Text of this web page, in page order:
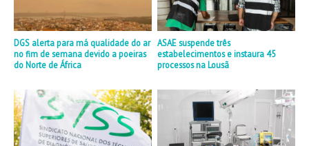
DGS alerta para má qualidade do ar
no fim de semana devido a poeiras
do Norte de África
ASAE suspende três
estabelecimentos e instaura 45
processos na Lousã